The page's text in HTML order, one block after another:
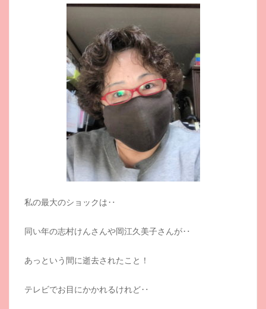
私の最大のショックは‥
同い年の志村けんさんや岡江久美子さんが‥
あっという間に逝去されたこと！
テレビでお目にかかれるけれど‥